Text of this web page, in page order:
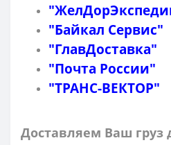
"Байкал Сервис"
"ГлавДоставка"
"Почта России"
"ТРАНС-ВЕКТОР"
Доставляем Ваш груз